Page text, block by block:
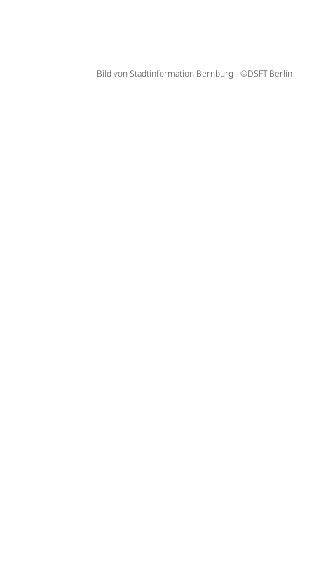
Bild von Stadtinformation Bernburg - ©DSFT Berlin